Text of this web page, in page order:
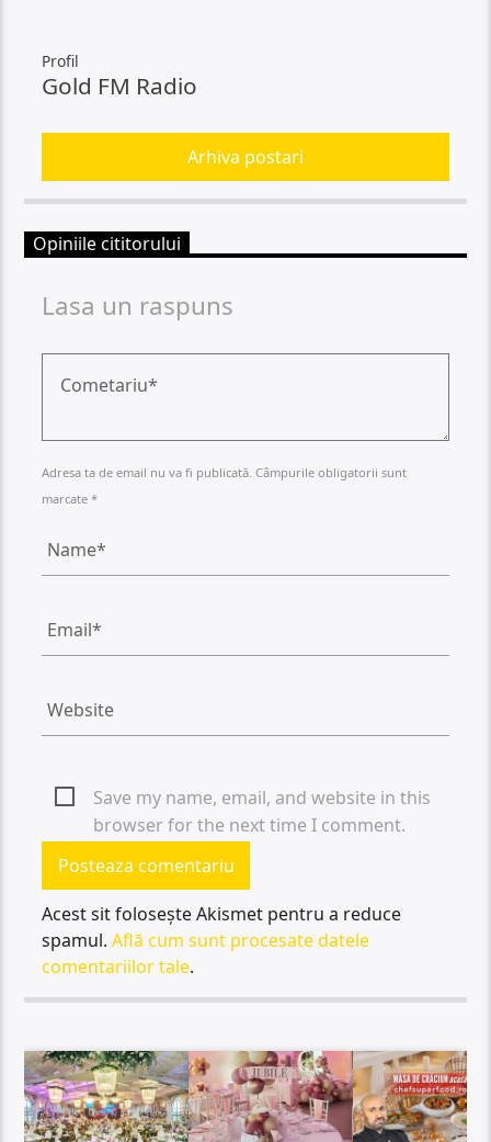
Profil
Gold FM Radio
Arhiva postari
Opiniile cititorului
Lasa un raspuns
Adresa ta de email nu va fi publicată. Câmpurile obligatorii sunt
marcate *
Save my name, email, and website in this
browser for the next time I comment.
Acest sit folosește Akismet pentru a reduce
spamul.Află cum sunt procesate datele
comentariilor tale.